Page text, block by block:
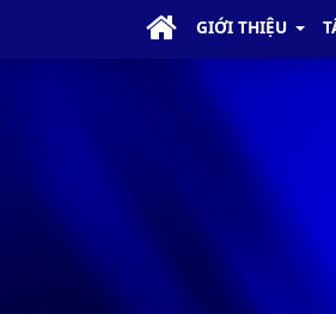
GIỚI THIỆU